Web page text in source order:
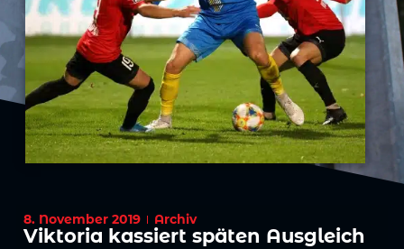
8. November 2019 Archiv
Viktoria kassiert späten Ausgleich